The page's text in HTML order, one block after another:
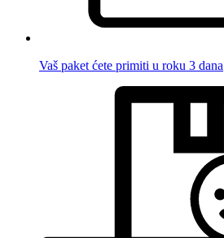
Vaš paket ćete primiti u roku 3 dana